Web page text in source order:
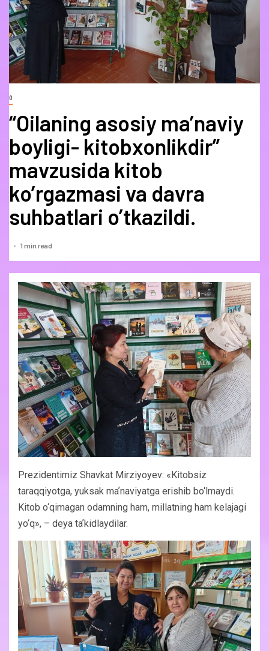
0
“Oilaning asosiy ma’naviy
boyligi- kitobxonlikdir”
mavzusida kitob
ko’rgazmasi va davra
suhbatlari o’tkazildi.
1 min read
Prezidentimiz Shavkat Mirziyoyev: «Kitobsiz
taraqqiyotga, yuksak maʼnaviyatga erishib bo‘lmaydi.
Kitob o‘qimagan odamning ham, millatning ham kelajagi
yo‘q», – deya taʼkidlaydilar.